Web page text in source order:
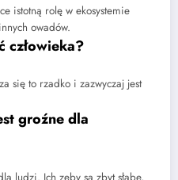
istotną rolę w ekosystemie
owadów.
człowieka?
się to rzadko i zazwyczaj jest
groźne dla